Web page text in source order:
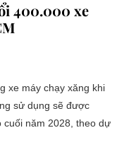
400.000 xe
xe máy chạy xăng khi
sử dụng sẽ được
cuối năm 2028, theo dự